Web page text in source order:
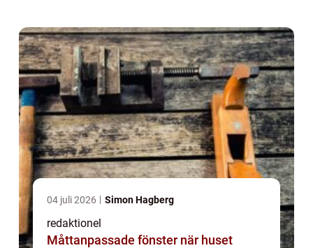
m...
04 juli 2026 Simon Hagberg
redaktionel
Måttanpassade fönster när huset